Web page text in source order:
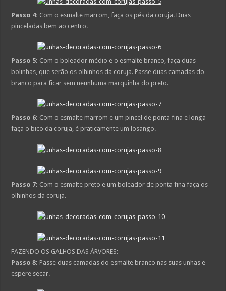
Passo 4: Com o esmalte marrom, faça os pés da coruja. Duas
pinceladas bem ao centro.
Passo 5: Com o boleador médio e o esmalte branco, faça duas
bolinhas, que serão os olhinhos da coruja. Passe duas camadas do
branco para ficar sem neunhuma marquinha do preto.
Passo 6: Com o esmalte marrom e um pincel de ponta fina e longa
faça o bico da coruja, é praticamente um losango.
Passo 7: Com o esmalte preto e um boleador de ponta fina faça os
olhinhos da coruja.
FAZENDO OS GALHOS DAS ÁRVORES:
Passo 8: Passe duas camadas do esmalte branco nas suas unhas e
espere secar.